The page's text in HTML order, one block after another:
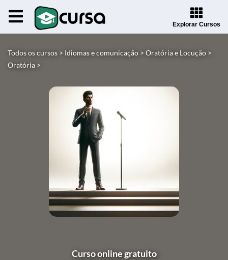
Explorar Cursos
Todos os cursos > Idiomas e comunicação > Oratória e Locução >
Oratória >
Curso online gratuito